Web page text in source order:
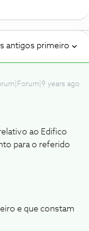
antigos primeiro
years ago
ao Edifico
para o referido
e que constam